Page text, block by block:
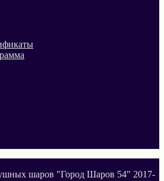
шаров "Город Шаров 54" 2017-